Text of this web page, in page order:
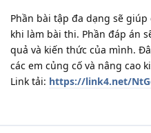
Phần bài tập đa dạng sẽ
khi làm bài thi. Phần đáp án
quả và kiến thức của mình.
các em củng cố và nâng cao
Link tải: https://link4.net/